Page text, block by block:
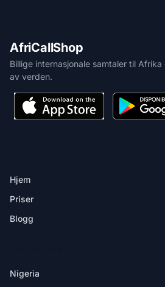
AfriCallShop
Billige internasjonale samtaler til
av verden.
Hjem
Priser
Blogg
Nigeria